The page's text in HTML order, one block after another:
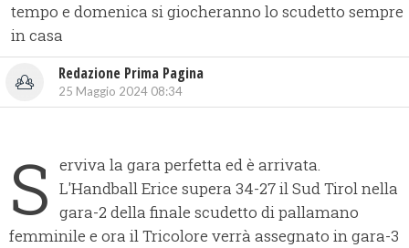
tempo e domenica si giocheranno lo scudetto sempre
in casa
Redazione Prima Pagina
25 Maggio 2024 08:34
S erviva la gara perfetta ed è arrivata.
L'Handball Erice supera 34-27 il Sud Tirol nella
gara-2 della finale scudetto di pallamano
femminile e ora il Tricolore verrà assegnato in gara-3